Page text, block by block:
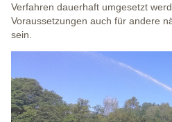
Verfahren dauerhaft umgesetzt
Voraussetzungen auch für andere
sein.